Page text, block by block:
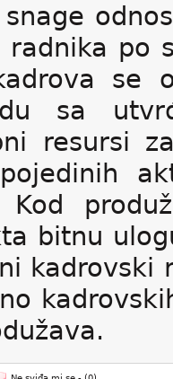
radnika po
se
sa
resursi
Kod
bitnu